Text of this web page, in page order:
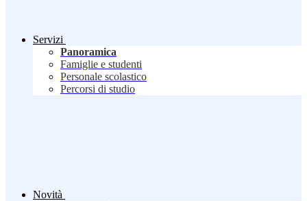
Servizi
Panoramica
Famiglie e studenti
Personale scolastico
Percorsi di studio
Novità